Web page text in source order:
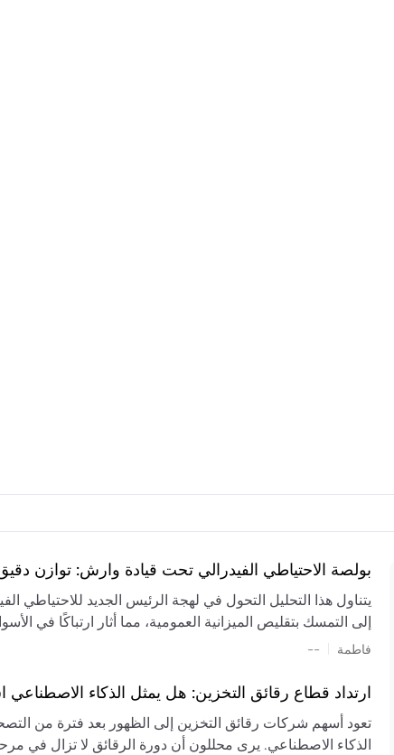
بولصة الاحتياطي الفيدرالي تحت قيادة وارش: توازن
يتناول هذا التحليل التحول في لهجة الرئيس الجديد للاحتياطي
إلى التمسك بتقليص الميزانية العمومية، مما أثار ارتباكًا في
المستمر، والعجز المالي الكبير، والتوترات الجيوسياسية في
وتجنب التدابير الاستفزازية التي قد تزعزع استقرار السوق.
فاطمة --
ارتداد قطاع رقائق التخزين: هل يمثل الذكاء الاصطناعي
تعود أسهم شركات رقائق التخزين إلى الظهور بعد فترة من
الذكاء الاصطناعي. يرى محللون أن دورة الرقائق لا تزال في